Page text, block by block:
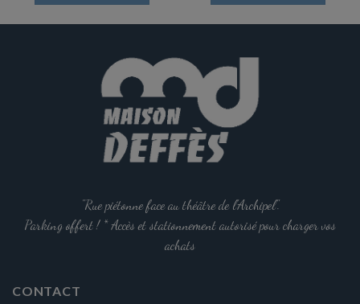
"Rue piétonne face au théâtre de l'Archipel".
Parking offert ! * Accès et stationnement autorisé pour charger vos
achats
CONTACT